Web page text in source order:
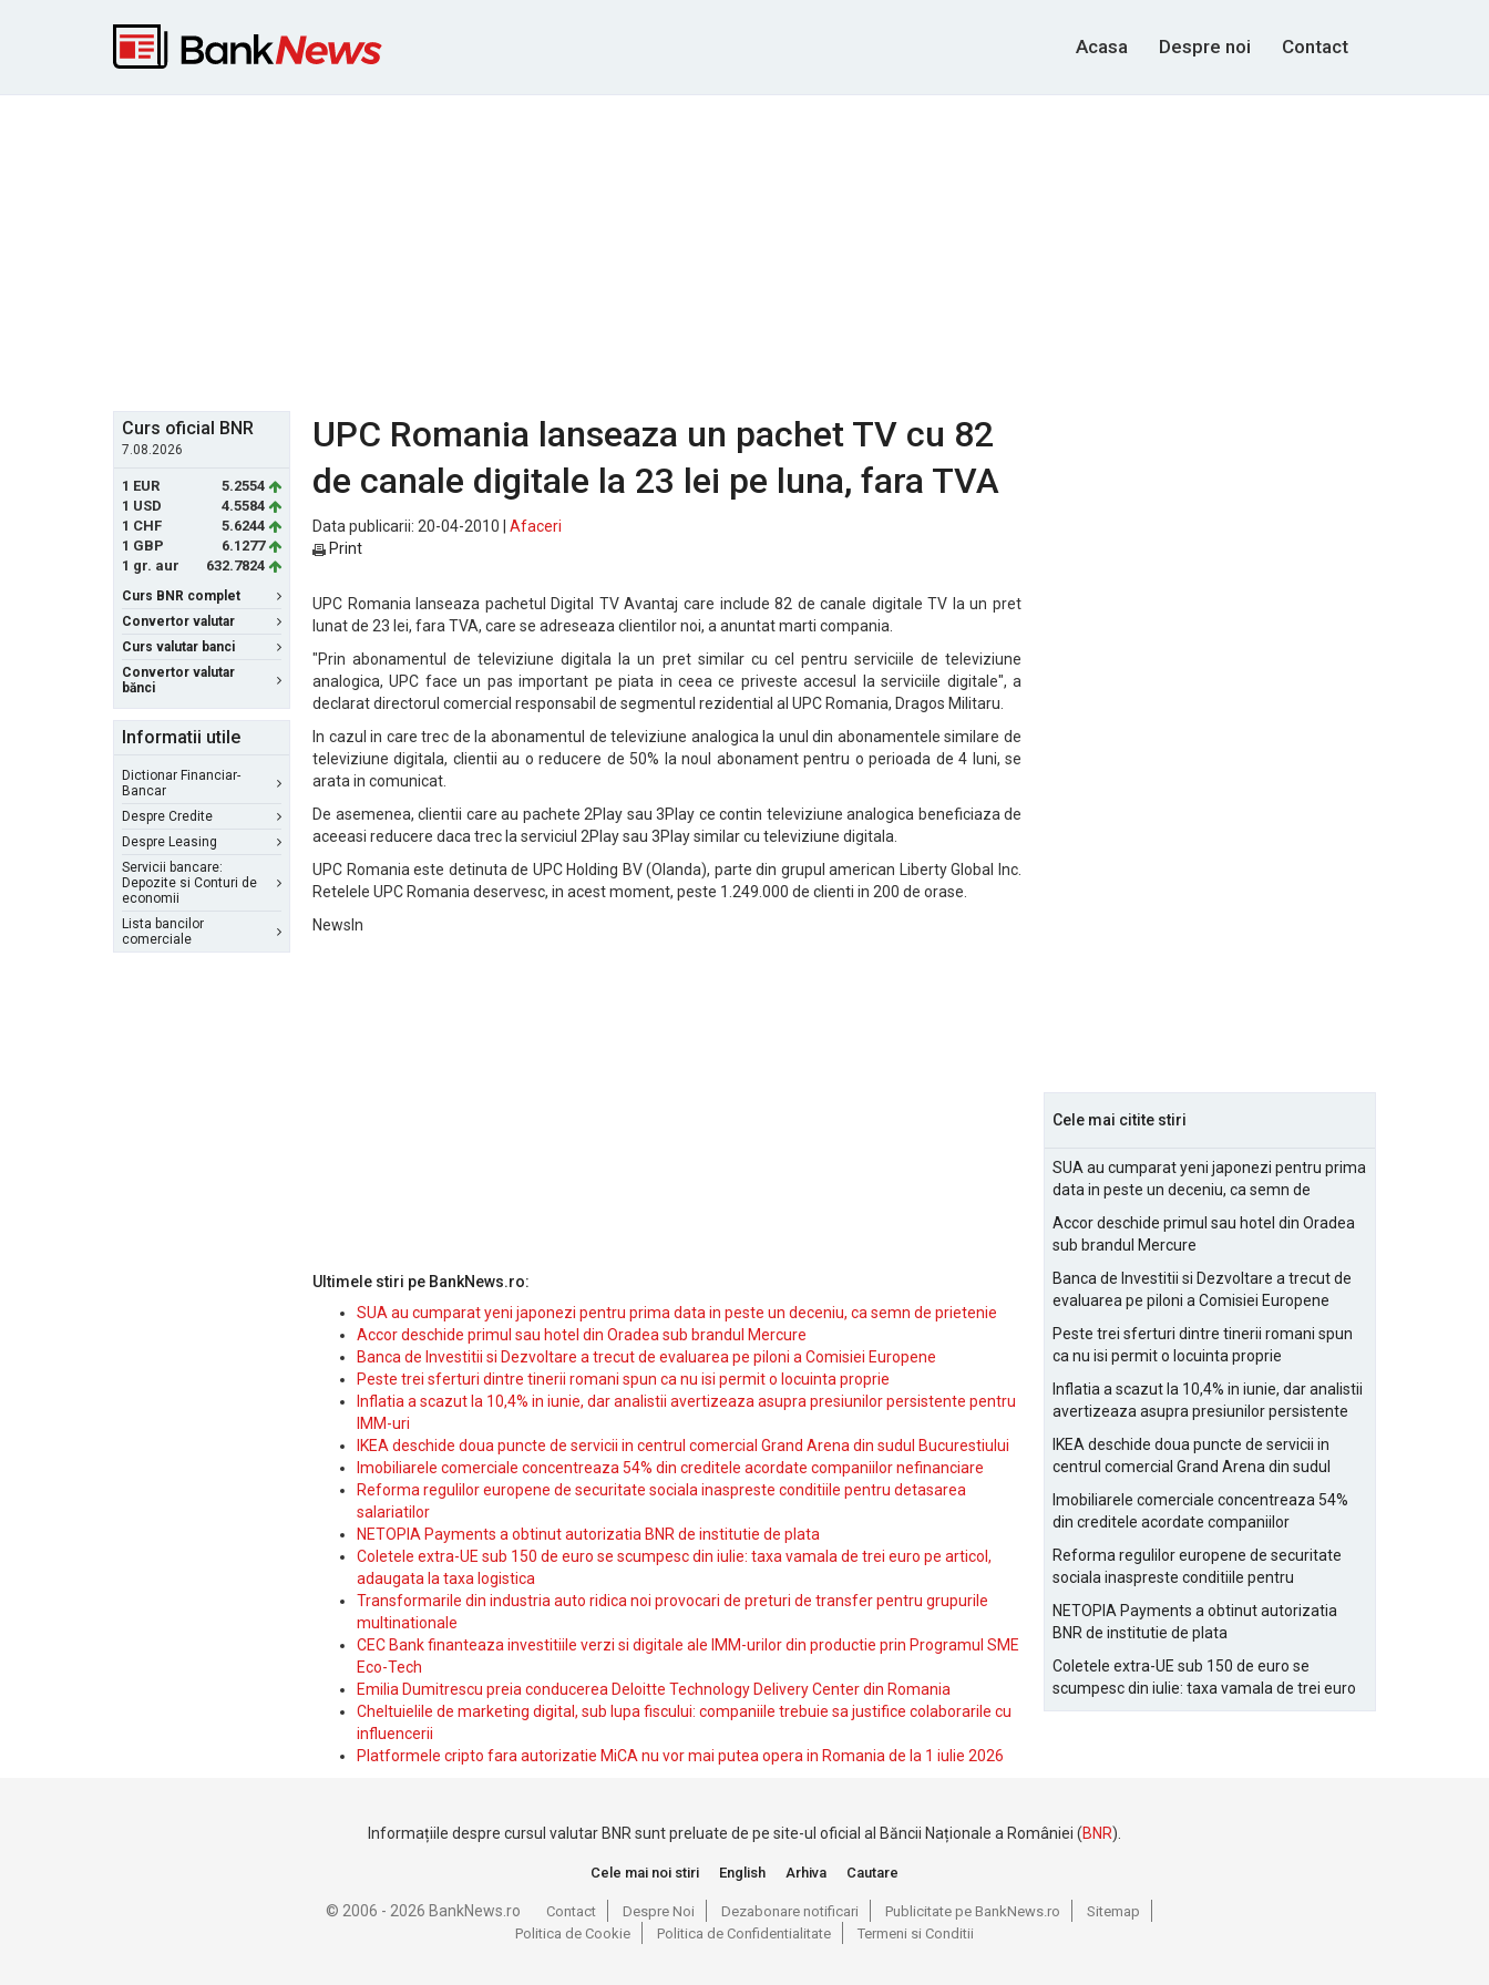
Acasa Despre noi Contact
Curs oficial BNR
7.08.2026
1 EUR
5.2554
1 USD
4.5584
1 CHF
5.6244
1 GBP
6.1277
1 gr. aur
632.7824
Curs BNR complet
Convertor valutar
Curs valutar banci
Convertor valutar
bănci
Informatii utile
Dictionar Financiar-
Bancar
Despre Credite
Despre Leasing
Servicii bancare:
Depozite si Conturi de
economii
Lista bancilor
comerciale
UPC Romania lanseaza un pachet TV cu 82
de canale digitale la 23 lei pe luna, fara TVA
Data publicarii: 20-04-2010 | Afaceri
Print
UPC Romania lanseaza pachetul Digital TV Avantaj care include 82 de canale digitale TV la un pret
lunat de 23 lei, fara TVA, care se adreseaza clientilor noi, a anuntat marti compania.
"Prin abonamentul de televiziune digitala la un pret similar cu cel pentru serviciile de televiziune
analogica, UPC face un pas important pe piata in ceea ce priveste accesul la serviciile digitale", a
declarat directorul comercial responsabil de segmentul rezidential al UPC Romania, Dragos Militaru.
In cazul in care trec de la abonamentul de televiziune analogica la unul din abonamentele similare de
televiziune digitala, clientii au o reducere de 50% la noul abonament pentru o perioada de 4 luni, se
arata in comunicat.
De asemenea, clientii care au pachete 2Play sau 3Play ce contin televiziune analogica beneficiaza de
aceeasi reducere daca trec la serviciul 2Play sau 3Play similar cu televiziune digitala.
UPC Romania este detinuta de UPC Holding BV (Olanda), parte din grupul american Liberty Global Inc.
Retelele UPC Romania deservesc, in acest moment, peste 1.249.000 de clienti in 200 de orase.
NewsIn
Ultimele stiri pe BankNews.ro:
SUA au cumparat yeni japonezi pentru prima data in peste un deceniu, ca semn de prietenie
Accor deschide primul sau hotel din Oradea sub brandul Mercure
Banca de Investitii si Dezvoltare a trecut de evaluarea pe piloni a Comisiei Europene
Peste trei sferturi dintre tinerii romani spun ca nu isi permit o locuinta proprie
Inflatia a scazut la 10,4% in iunie, dar analistii avertizeaza asupra presiunilor persistente pentru
IMM-uri
IKEA deschide doua puncte de servicii in centrul comercial Grand Arena din sudul Bucurestiului
Imobiliarele comerciale concentreaza 54% din creditele acordate companiilor nefinanciare
Reforma regulilor europene de securitate sociala inaspreste conditiile pentru detasarea
salariatilor
NETOPIA Payments a obtinut autorizatia BNR de institutie de plata
Coletele extra-UE sub 150 de euro se scumpesc din iulie: taxa vamala de trei euro pe articol,
adaugata la taxa logistica
Transformarile din industria auto ridica noi provocari de preturi de transfer pentru grupurile
multinationale
CEC Bank finanteaza investitiile verzi si digitale ale IMM-urilor din productie prin Programul SME
Eco-Tech
Emilia Dumitrescu preia conducerea Deloitte Technology Delivery Center din Romania
Cheltuielile de marketing digital, sub lupa fiscului: companiile trebuie sa justifice colaborarile cu
influencerii
Platformele cripto fara autorizatie MiCA nu vor mai putea opera in Romania de la 1 iulie 2026
Cele mai citite stiri
SUA au cumparat yeni japonezi pentru prima
data in peste un deceniu, ca semn de
Accor deschide primul sau hotel din Oradea
sub brandul Mercure
Banca de Investitii si Dezvoltare a trecut de
evaluarea pe piloni a Comisiei Europene
Peste trei sferturi dintre tinerii romani spun
ca nu isi permit o locuinta proprie
Inflatia a scazut la 10,4% in iunie, dar analistii
avertizeaza asupra presiunilor persistente
IKEA deschide doua puncte de servicii in
centrul comercial Grand Arena din sudul
Imobiliarele comerciale concentreaza 54%
din creditele acordate companiilor
Reforma regulilor europene de securitate
sociala inaspreste conditiile pentru
NETOPIA Payments a obtinut autorizatia
BNR de institutie de plata
Coletele extra-UE sub 150 de euro se
scumpesc din iulie: taxa vamala de trei euro
pe articol, adaugata la taxa logistica
Informațiile despre cursul valutar BNR sunt preluate de pe site-ul oficial al Băncii Naționale a României (BNR).
Cele mai noi stiri English Arhiva Cautare
© 2006 - 2026 BankNews.ro Contact Despre Noi Dezabonare notificari Publicitate pe BankNews.ro
Sitemap
Politica de Cookie
Politica de Confidentialitate Termeni si Conditii